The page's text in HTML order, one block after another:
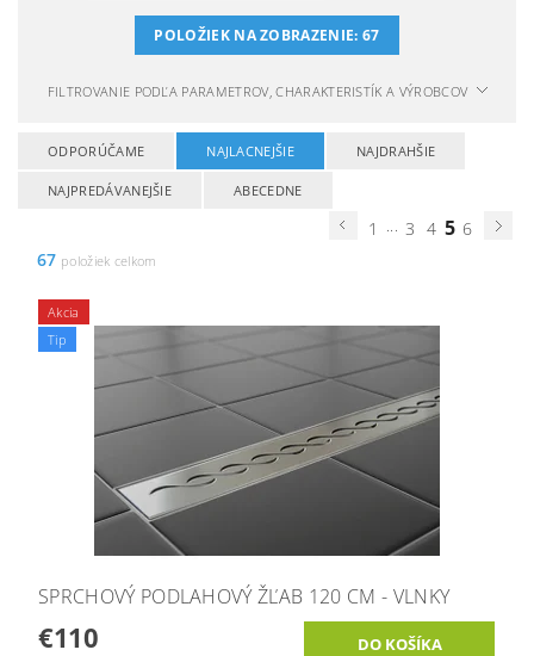
POLOŽIEK NA ZOBRAZENIE:67
FILTROVANIE PODĽA PARAMETROV, CHARAKTERISTÍK A VÝROBCOV
ODPORÚČAME NAJLACNEJŠIE NAJDRAHŠIE
NAJPREDÁVANEJŠIE ABECEDNE
1 ... 3 4 5 6
67 položiek celkom
Akcia
Tip
SPRCHOVÝ PODLAHOVÝ ŽĽAB 120 CM - VLNKY
€110